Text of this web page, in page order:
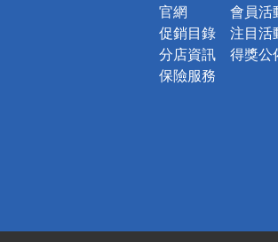
官網
促銷目錄
分店資訊
保險服務
會員活
注目活
得獎公